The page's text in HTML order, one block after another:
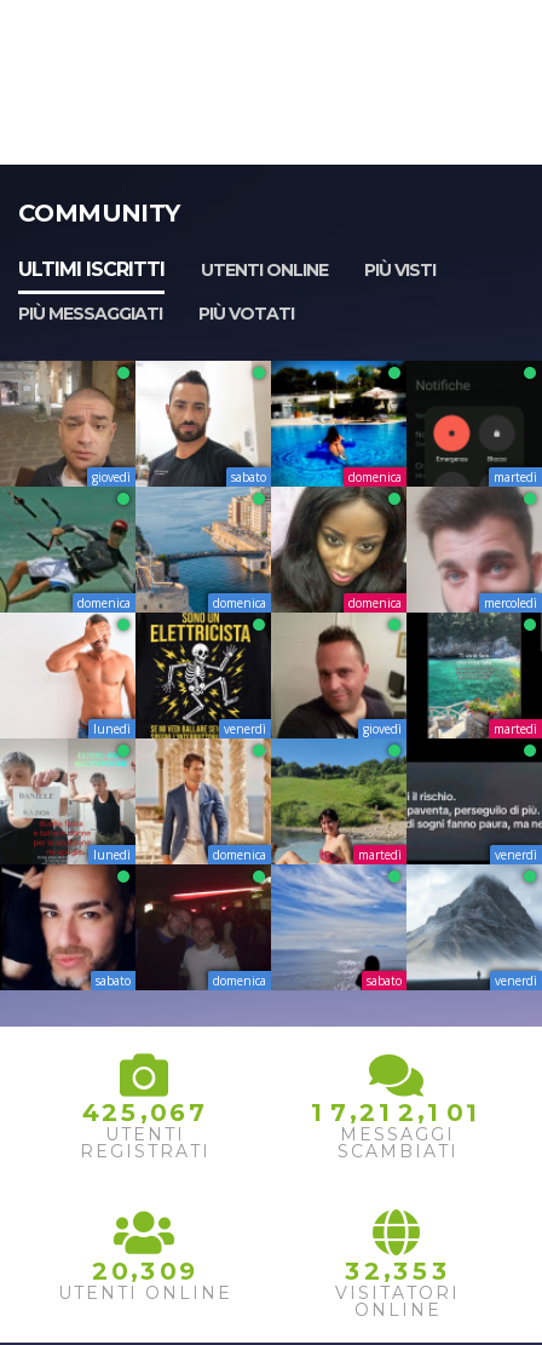
COMMUNITY
ULTIMI ISCRITTI UTENTI ONLINE
PIÙ VISTI
PIÙ MESSAGGIATI
PIÙ VOTATI
giovedì sabato domenica martedì
domenica domenica domenica mercoledì
lunedì venerdì giovedì martedì
lunedì domenica martedì venerdì
sabato domenica sabato venerdì
425 ,067
UTENTI
REGISTRATI
1 7 ,2 1 2 ,1 01
MESSAGGI
SCAMBIATI
2 0,3 09
UTENTI ONLINE
32 ,353
VISITATORI
ONLINE